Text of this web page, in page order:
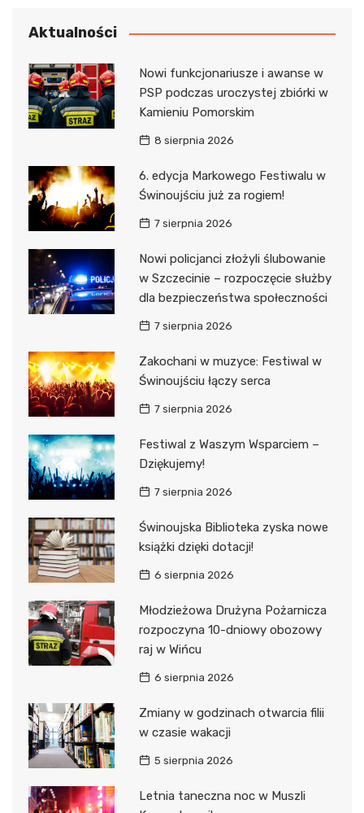
Aktualności
Nowi funkcjonariusze i awanse w
PSP podczas uroczystej zbiórki w
Kamieniu Pomorskim
8 sierpnia 2026
6. edycja Markowego Festiwalu w
Świnoujściu już za rogiem!
7 sierpnia 2026
Nowi policjanci złożyli ślubowanie
w Szczecinie – rozpoczęcie służby
dla bezpieczeństwa społeczności
7 sierpnia 2026
Zakochani w muzyce: Festiwal w
Świnoujściu łączy serca
7 sierpnia 2026
Festiwal z Waszym Wsparciem –
Dziękujemy!
7 sierpnia 2026
Świnoujska Biblioteka zyska nowe
książki dzięki dotacji!
6 sierpnia 2026
Młodzieżowa Drużyna Pożarnicza
rozpoczyna 10-dniowy obozowy
raj w Wińcu
6 sierpnia 2026
Zmiany w godzinach otwarcia filii
w czasie wakacji
5 sierpnia 2026
Letnia taneczna noc w Muszli